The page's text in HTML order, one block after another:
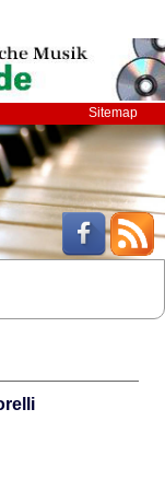
Sitemap